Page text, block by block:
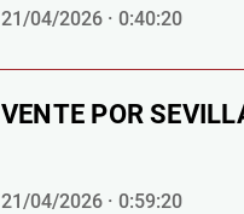
21/04/2026 · 0:40:20
VENTE POR
21/04/2026 · 0:59:20